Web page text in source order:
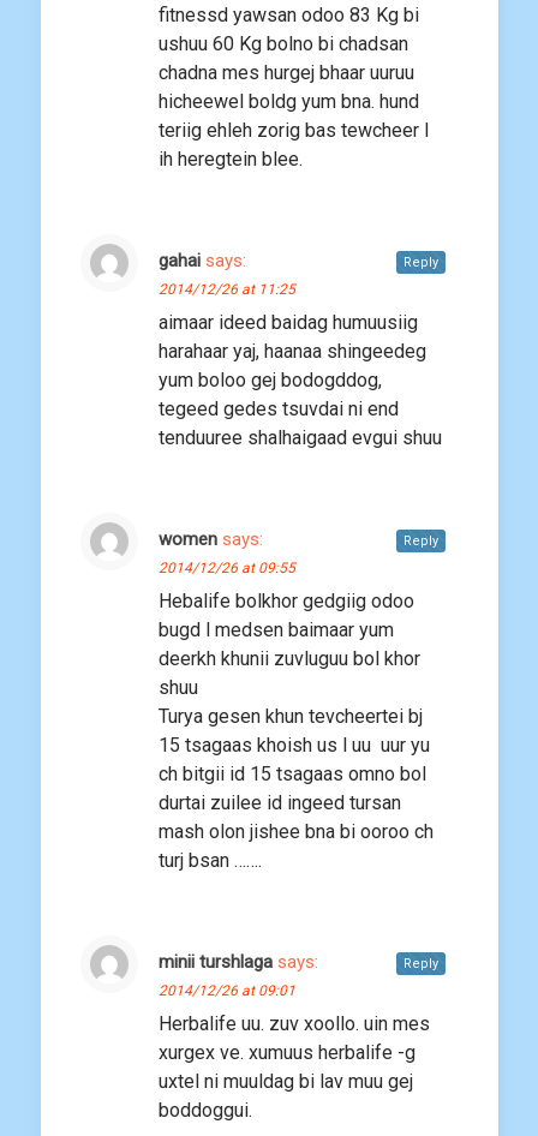
fitnessd yawsan odoo 83 Kg bi
ushuu 60 Kg bolno bi chadsan
chadna mes hurgej bhaar uuruu
hicheewel boldg yum bna. hund
teriig ehleh zorig bas tewcheer l
ih heregtein blee.
gahai says:
2014/12/26 at 11:25
aimaar ideed baidag humuusiig
harahaar yaj, haanaa shingeedeg
yum boloo gej bodogddog,
tegeed gedes tsuvdai ni end
tenduuree shalhaigaad evgui shuu
Reply
women says:
2014/12/26 at 09:55
Hebalife bolkhor gedgiig odoo
bugd l medsen baimaar yum
deerkh khunii zuvluguu bol khor
shuu
Turya gesen khun tevcheertei bj
15 tsagaas khoish us l uu uur yu
ch bitgii id 15 tsagaas omno bol
durtai zuilee id ingeed tursan
mash olon jishee bna bi ooroo ch
turj bsan …….
Reply
minii turshlaga says:
2014/12/26 at 09:01
Herbalife uu. zuv xoollo. uin mes
xurgex ve. xumuus herbalife -g
uxtel ni muuldag bi lav muu gej
boddoggui.
Reply